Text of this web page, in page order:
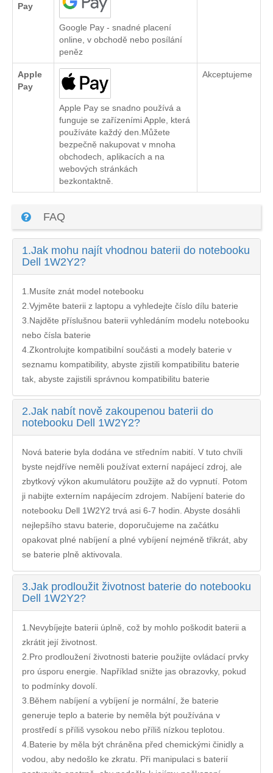
Pay
Google Pay - snadné placení
online, v obchodě nebo posílání
peněz
Apple
Pay
Apple Pay se snadno používá a
funguje se zařízeními Apple, která
používáte každý den.Můžete
bezpečně nakupovat v mnoha
obchodech, aplikacích a na
webových stránkách
bezkontaktně.
Akceptujeme
FAQ
1.Jak mohu najít vhodnou baterii do notebooku
Dell 1W2Y2?
1.Musíte znát model notebooku
2.Vyjměte baterii z laptopu a vyhledejte číslo dílu baterie
3.Najděte příslušnou baterii vyhledáním modelu notebooku
nebo čísla baterie
4.Zkontrolujte kompatibilní součásti a modely baterie v
seznamu kompatibility, abyste zjistili kompatibilitu baterie
tak, abyste zajistili správnou kompatibilitu baterie
2.Jak nabít nově zakoupenou baterii do
notebooku Dell 1W2Y2?
Nová baterie byla dodána ve středním nabití. V tuto chvíli
byste nejdříve neměli používat externí napájecí zdroj, ale
zbytkový výkon akumulátoru použijte až do vypnutí. Potom
ji nabijte externím napájecím zdrojem. Nabíjení baterie do
notebooku Dell 1W2Y2 trvá asi 6-7 hodin. Abyste dosáhli
nejlepšího stavu baterie, doporučujeme na začátku
opakovat plné nabíjení a plné vybíjení nejméně třikrát, aby
se baterie plně aktivovala.
3.Jak prodloužit životnost baterie do notebooku
Dell 1W2Y2?
1.Nevybíjejte baterii úplně, což by mohlo poškodit baterii a
zkrátit její životnost.
2.Pro prodloužení životnosti baterie použijte ovládací prvky
pro úsporu energie. Například snižte jas obrazovky, pokud
to podmínky dovolí.
3.Během nabíjení a vybíjení je normální, že baterie
generuje teplo a baterie by neměla být používána v
prostředí s příliš vysokou nebo příliš nízkou teplotou.
4.Baterie by měla být chráněna před chemickými činidly a
vodou, aby nedošlo ke zkratu. Při manipulaci s baterií